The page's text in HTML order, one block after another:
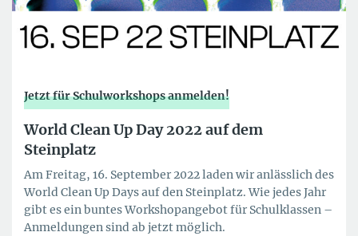
Jetzt für Schulworkshops anmelden!
World Clean Up Day 2022 auf dem
Steinplatz
Am Freitag, 16. September 2022 laden wir anlässlich des
World Clean Up Days auf den Steinplatz. Wie jedes Jahr
gibt es ein buntes Workshopangebot für Schulklassen –
Anmeldungen sind ab jetzt möglich.